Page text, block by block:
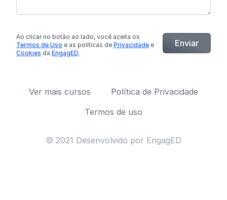
Ao clicar no botão ao lado, você aceita os
Termos de Uso e as políticas de Privacidade e
Cookies da EngagED.
Enviar
Ver mais cursos
Política de Privacidade
Termos de uso
© 2021 Desenvolvido por EngagED